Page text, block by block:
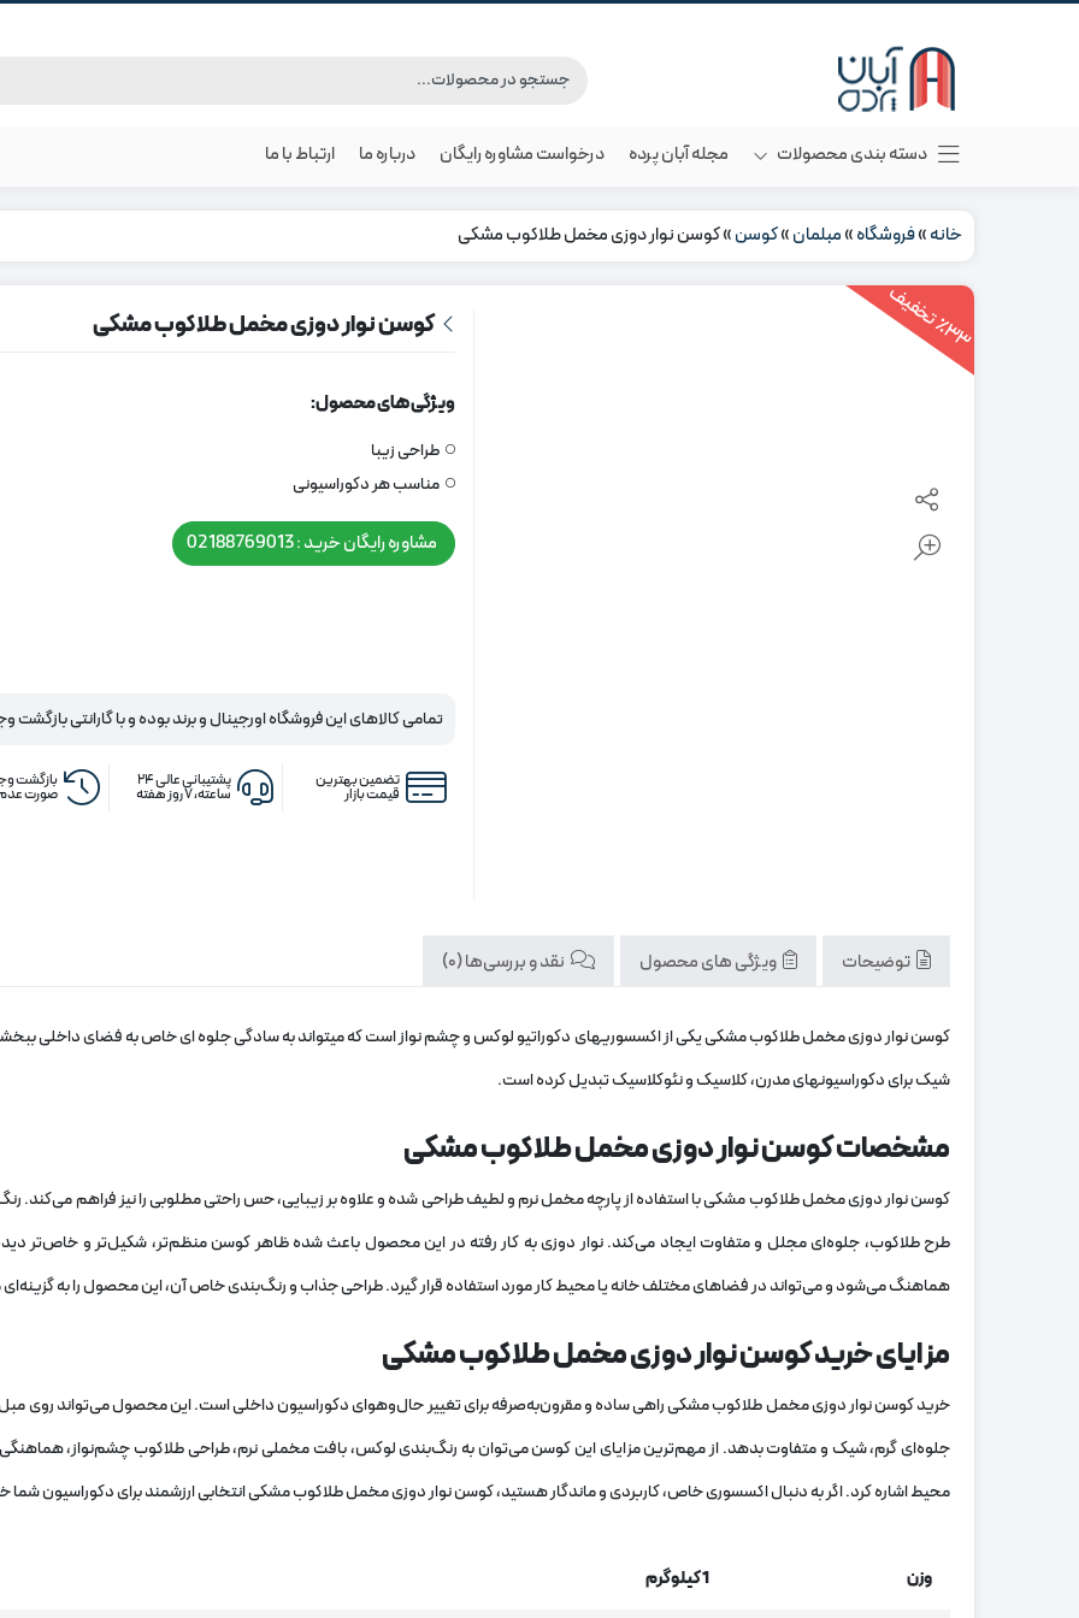
دسته بندی محصولات مجله آبان پرده درخواست مشاوره رایگان درباره ما ارتباط با ما
خانه»فروشگاه»مبلمان»کوسن»کوسن نوار دوزی مخمل طلاکوب مشکی
٪3
3
ت
خ
ف
یف کوسن نوار دوزی مخمل طلاکوب مشکی
ویژگی های محصول:
طراحی زیبا
مناسب هر دکوراسیونی
مشاوره رایگان خرید : 02188769013
تمامی کالاهای این فروشگاه اورجینال و برند بوده و با گارانتی بازگشت
تضمین بهترین
قیمت بازار
پشتیبانی عالی ۲۴
ساعته، ۷ روز هفته
بازگشت
صورت
توضیحات ویژگی های محصول نقد و بررسی‌ها (0)
کوسن نوار دوزی مخمل طلاکوب مشکی یکی از اکسسوریهای دکوراتیو لوکس و چشم نواز است که میتواند به سادگی جلوه ای خاص به فضای داخلی
شیک برای دکوراسیونهای مدرن، کلاسیک و نئوکلاسیک تبدیل کرده است.
مشخصات کوسن نوار دوزی مخمل طلاکوب مشکی
کوسن نوار دوزی مخمل طلاکوب مشکی با استفاده از پارچه مخمل نرم و لطیف طراحی شده و علاوه بر زیبایی، حس راحتی مطلوبی را نیز فراهم می‌کند.
طرح طلاکوب، جلوه‌ای مجلل و متفاوت ایجاد می‌کند. نوار دوزی به کار رفته در این محصول باعث شده ظاهر کوسن منظم‌تر، شکیل‌تر و خاص‌تر
هماهنگ می‌شود و می‌تواند در فضاهای مختلف خانه یا محیط کار مورد استفاده قرار گیرد. طراحی جذاب و رنگ‌بندی خاص آن، این محصول را به
مزایای خرید کوسن نوار دوزی مخمل طلاکوب مشکی
خرید کوسن نوار دوزی مخمل طلاکوب مشکی راهی ساده و مقرون‌به‌صرفه برای تغییر حال‌وهوای دکوراسیون داخلی است. این محصول می‌تواند روی مبل،
جلوه‌ای گرم، شیک و متفاوت بدهد. از مهم‌ترین مزایای این کوسن می‌توان به رنگ‌بندی لوکس، بافت مخملی نرم، طراحی طلاکوب چشم‌نواز، هماهنگی
محیط اشاره کرد. اگر به دنبال اکسسوری خاص، کاربردی و ماندگار هستید، کوسن نوار دوزی مخمل طلاکوب مشکی انتخابی ارزشمند برای دکوراسیون شما
وزن 1 کیلوگرم